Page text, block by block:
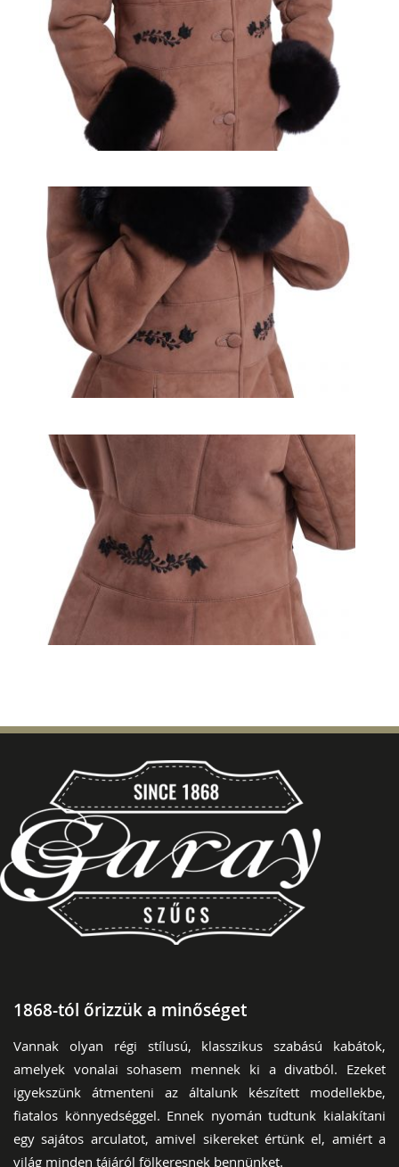
1868-tól őrizzük a minőséget
Vannak olyan régi stílusú, klasszikus szabású kabátok,
amelyek vonalai sohasem mennek ki a divatból. Ezeket
igyekszünk átmenteni az általunk készített modellekbe,
fiatalos könnyedséggel. Ennek nyomán tudtunk kialakítani
egy sajátos arculatot, amivel sikereket értünk el, amiért a
világ minden tájáról fölkeresnek bennünket.